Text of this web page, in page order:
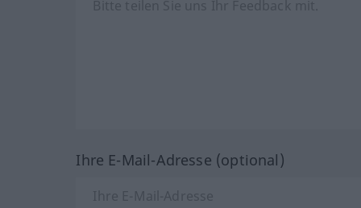
Ihre E-Mail-Adresse (optional)